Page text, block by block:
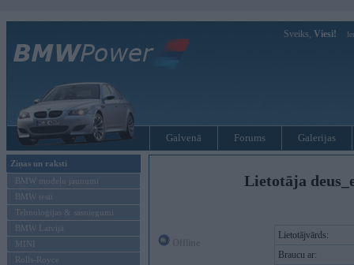
Sveiks, Viesi!
Galvenā Forums Galerijas
Ziņas un raksti
BMW modeļu jaunumi
BMW testi
Tehnoloģijas & sasniegumi
BMW Latvijā
MINI
Rolls-Royce
Lietotāja
Lietotājvārds:
Braucu ar: